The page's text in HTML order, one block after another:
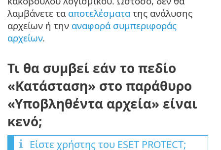
λαμβάνετε τα αποτελέσματατης ανάλυσης
αρχείων ή την αναφορά συμπεριφοράς
αρχείων.
Τι θα συμβεί εάν το πεδίο
«Κατάσταση» στο παράθυρο
«Υποβληθέντα αρχεία» είναι
κενό;
Είστε χρήστης του ESET PROTECT;